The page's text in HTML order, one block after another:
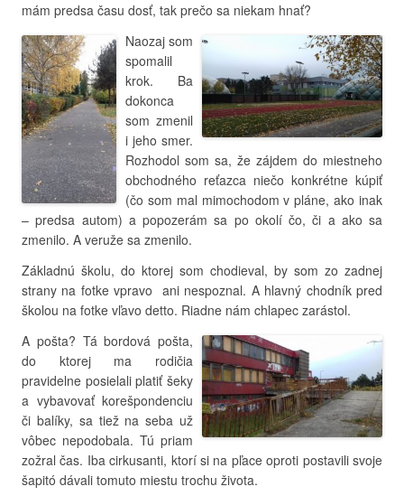
mám predsa času dosť, tak prečo sa niekam hnať?
Naozaj som
spomalil
krok. Ba
dokonca
som zmenil
i jeho smer.
Rozhodol som sa, že zájdem do miestneho
obchodného reťazca niečo konkrétne kúpiť
(čo som mal mimochodom v pláne, ako inak
– predsa autom) a popozerám sa po okolí čo, či a ako sa
zmenilo. A veruže sa zmenilo.
Základnú školu, do ktorej som chodieval, by som zo zadnej
strany na fotke vpravo ani nespoznal. A hlavný chodník pred
školou na fotke vľavo detto. Riadne nám chlapec zarástol.
A pošta? Tá bordová pošta,
do ktorej ma rodičia
pravidelne posielali platiť šeky
a vybavovať korešpondenciu
či balíky, sa tiež na seba už
vôbec nepodobala. Tú priam
zožral čas. Iba cirkusanti, ktorí si na pľace oproti postavili svoje
šapitó dávali tomuto miestu trochu života.